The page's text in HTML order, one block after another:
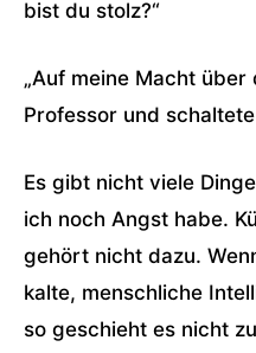
bist du stolz?“
„Auf meine Macht
Professor und
Es gibt nicht viele
ich noch Angst habe.
gehört nicht dazu.
kalte, menschliche
so geschieht es nicht